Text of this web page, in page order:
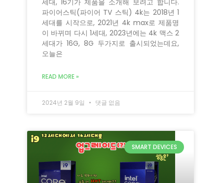
파이어스틱(파이어 TV 스틱) 4k는 2018년 1
세대를 시작으로, 2021년 4k max로 제품명
이 바뀌며 다시 1세대, 2023년에는 4k 맥스 2
세대가 16G, 8G 두가지로 출시되었는데요,
오늘은
READ MORE »
2024년 2월 9일 댓글 없음
SMART DEVICES